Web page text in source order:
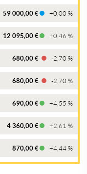
59 000,00 € +0,00 %
12 095,00 € +0,46 %
680,00 € -2,70 %
680,00 € -2,70 %
690,00 € +4,55 %
4 360,00 € +2,61 %
870,00 € +4,44 %